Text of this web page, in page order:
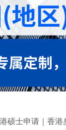
硕士申请｜香